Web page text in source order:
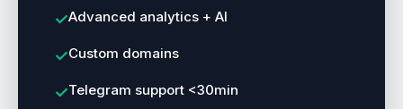
Advanced analytics + AI
Custom domains
Telegram support <30min